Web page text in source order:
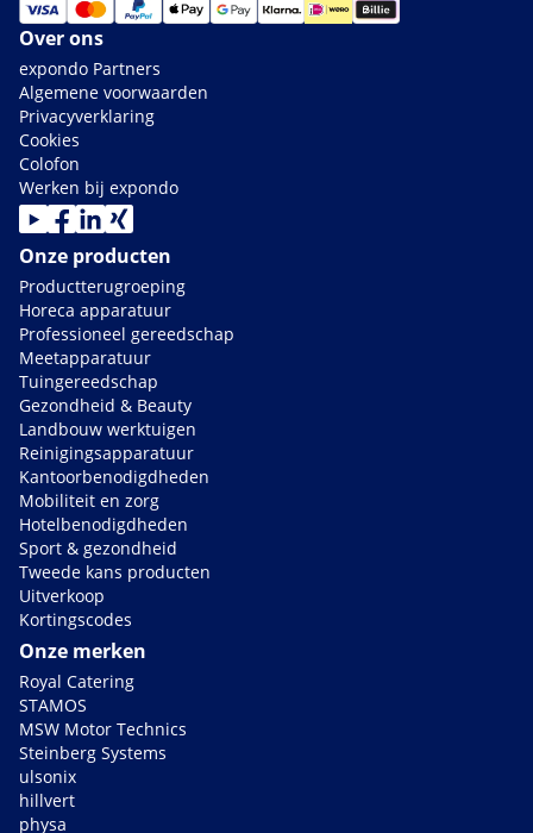
Over ons
expondo Partners
Algemene voorwaarden
Privacyverklaring
Cookies
Colofon
Werken bij expondo
Onze producten
Productterugroeping
Horeca apparatuur
Professioneel gereedschap
Meetapparatuur
Tuingereedschap
Gezondheid & Beauty
Landbouw werktuigen
Reinigingsapparatuur
Kantoorbenodigdheden
Mobiliteit en zorg
Hotelbenodigdheden
Sport & gezondheid
Tweede kans producten
Uitverkoop
Kortingscodes
Onze merken
Royal Catering
STAMOS
MSW Motor Technics
Steinberg Systems
ulsonix
hillvert
physa